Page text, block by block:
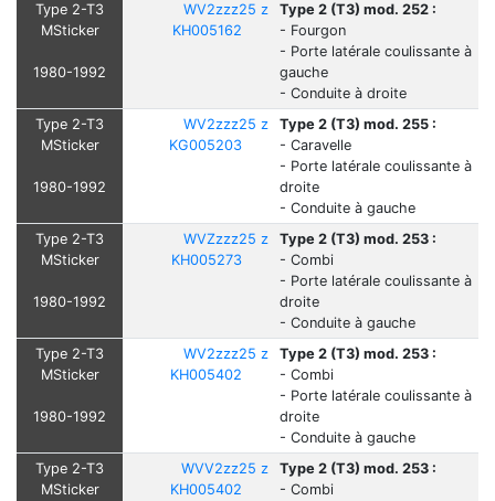
Type 2-T3
MSticker
1980-1992
WV2zzz25 z
KH005162
Type 2 (T3) mod. 252 :
- Fourgon
- Porte latérale coulissante à
gauche
- Conduite à droite
Type 2-T3
MSticker
1980-1992
WV2zzz25 z
KG005203
Type 2 (T3) mod. 255 :
- Caravelle
- Porte latérale coulissante à
droite
- Conduite à gauche
Type 2-T3
MSticker
1980-1992
WVZzzz25 z
KH005273
Type 2 (T3) mod. 253 :
- Combi
- Porte latérale coulissante à
droite
- Conduite à gauche
Type 2-T3
MSticker
1980-1992
WV2zzz25 z
KH005402
Type 2 (T3) mod. 253 :
- Combi
- Porte latérale coulissante à
droite
- Conduite à gauche
Type 2-T3
MSticker
WVV2zz25 z
KH005402
Type 2 (T3) mod. 253 :
- Combi